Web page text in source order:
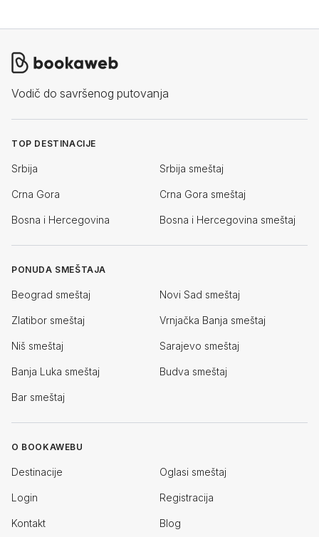
Vodič do savršenog putovanja
TOP DESTINACIJE
Srbija Srbija smeštaj
Crna Gora Crna Gora smeštaj
Bosna i Hercegovina Bosna i Hercegovina smeštaj
PONUDA SMEŠTAJA
Beograd smeštaj Novi Sad smeštaj
Zlatibor smeštaj Vrnjačka Banja smeštaj
Niš smeštaj Sarajevo smeštaj
Banja Luka smeštaj Budva smeštaj
Bar smeštaj
O BOOKAWEBU
Destinacije Oglasi smeštaj
Login Registracija
Kontakt Blog